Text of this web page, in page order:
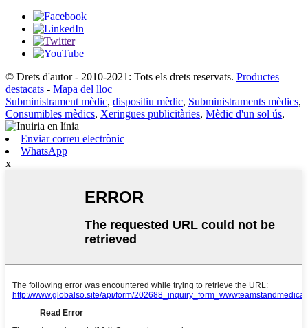
© Drets d'autor - 2010-2021: Tots els drets reservats. Productes
destacats - Mapa del lloc
Subministrament mèdic, dispositiu mèdic, Subministraments mèdics,
Consumibles mèdics, Xeringues publicitàries, Mèdic d'un sol ús,
Enviar correu electrònic
WhatsApp
x